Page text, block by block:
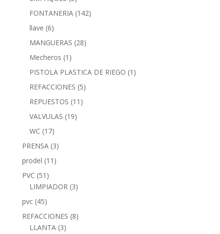
FONTANERIA (142)
llave (6)
MANGUERAS (28)
Mecheros (1)
PISTOLA PLASTICA DE RIEGO (1)
REFACCIONES (5)
REPUESTOS (11)
VALVULAS (19)
WC (17)
PRENSA (3)
prodel (11)
PVC (51)
LIMPIADOR (3)
pvc (45)
REFACCIONES (8)
LLANTA (3)